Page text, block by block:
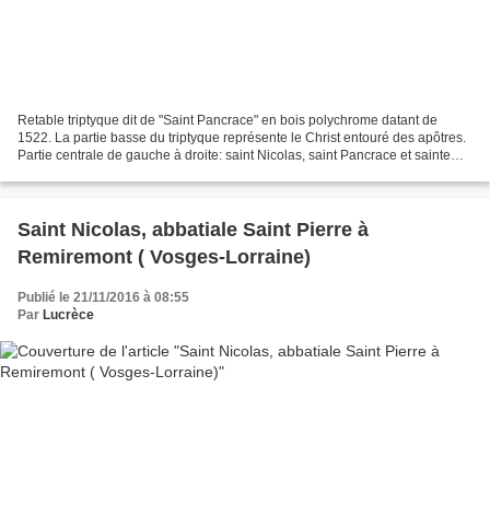
Retable triptyque dit de "Saint Pancrace" en bois polychrome datant de
1522. La partie basse du triptyque représente le Christ entouré des apôtres.
Partie centrale de gauche à droite: saint Nicolas, saint Pancrace et sainte
Saint Nicolas, abbatiale Saint Pierre à
Remiremont ( Vosges-Lorraine)
Publié le 21/11/2016 à 08:55
Par Lucrèce